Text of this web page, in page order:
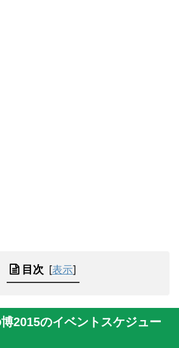
目次 [表示]
2015のイベントスケジュー